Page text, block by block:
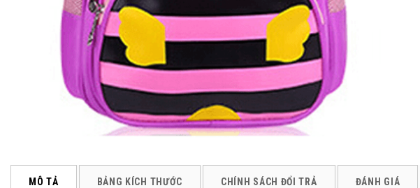
MÔ TẢ BẢNG KÍCH THƯỚC CHÍNH SÁCH ĐỔI TRẢ ĐÁNH GIÁ